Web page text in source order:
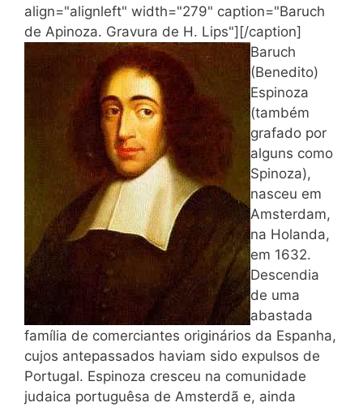
align="alignleft" width="279" caption="Baruch
de Apinoza. Gravura de H. Lips"] [/caption]
Baruch
(Benedito)
Espinoza
(também
grafado por
alguns como
Spinoza),
nasceu em
Amsterdam,
na Holanda,
em 1632.
Descendia
de uma
abastada
família de comerciantes originários da Espanha,
cujos antepassados haviam sido expulsos de
Portugal. Espinoza cresceu na comunidade
judaica portuguêsa de Amsterdã e, ainda